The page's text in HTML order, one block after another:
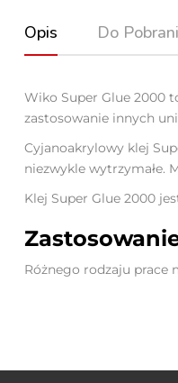
Opis Do
Wiko Super Glue 2000
zastosowanie innych
Cyjanoakrylowy klej
niezwykle wytrzymałe.
Klej Super Glue 2000
Różnego rodzaju prace